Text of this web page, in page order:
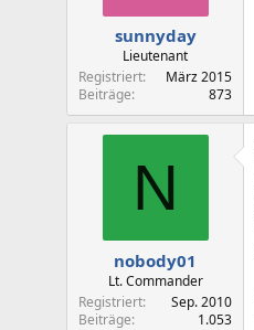
sunnyday
Lieutenant
Registriert
März 2015
Beiträge
873
N
nobody01
Lt. Commander
Registriert
Sep. 2010
Beiträge
1.053